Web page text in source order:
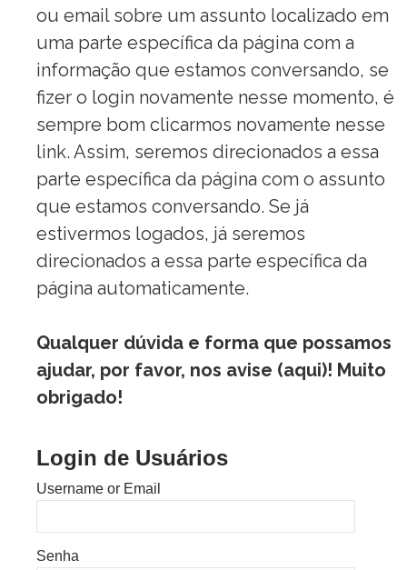
ou email sobre um assunto localizado em
uma parte específica da página com a
informação que estamos conversando, se
fizer o login novamente nesse momento, é
sempre bom clicarmos novamente nesse
link. Assim, seremos direcionados a essa
parte específica da página com o assunto
que estamos conversando. Se já
estivermos logados, já seremos
direcionados a essa parte específica da
página automaticamente.
Qualquer dúvida e forma que possamos
ajudar, por favor, nos avise (aqui)! Muito
obrigado!
Login de Usuários
Username or Email
Senha